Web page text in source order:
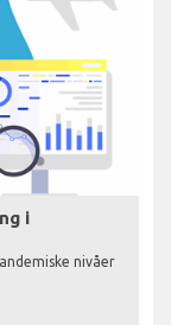
i
nivåer